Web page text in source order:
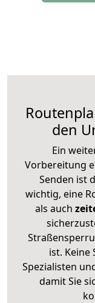
den
Ein
Vorbereitung
Senden ist
wichtig, eine
als auch
ist. Keine
Spezialisten
damit Sie